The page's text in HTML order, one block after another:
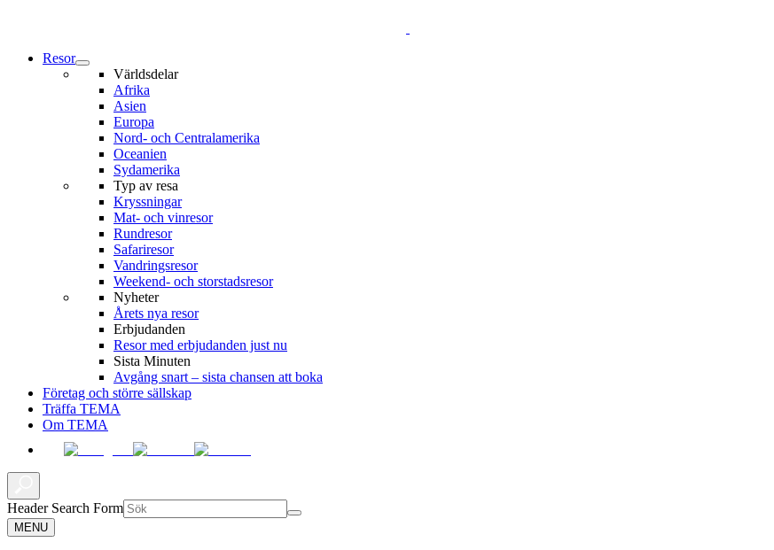
Resor
Världsdelar
Afrika
Asien
Europa
Nord- och Centralamerika
Oceanien
Sydamerika
Typ av resa
Kryssningar
Mat- och vinresor
Rundresor
Safariresor
Vandringsresor
Weekend- och storstadsresor
Nyheter
Årets nya resor
Erbjudanden
Resor med erbjudanden just nu
Sista Minuten
Avgång snart – sista chansen att boka
Företag och större sällskap
Träffa TEMA
Om TEMA
Header Search Form
MENU